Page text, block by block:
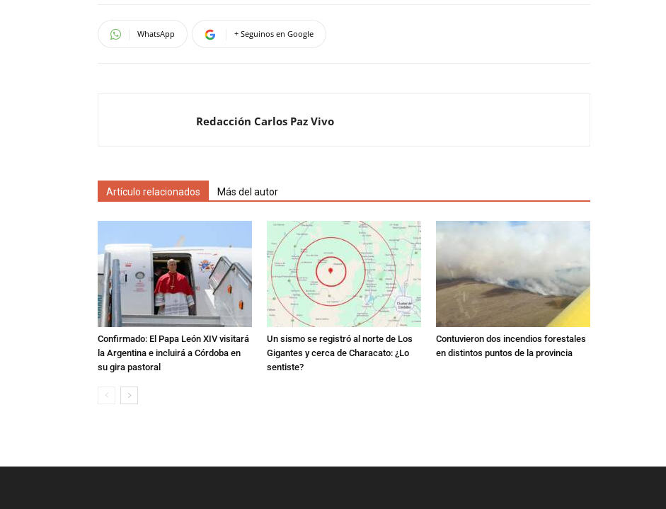
WhatsApp + Seguinos en Google
Redacción Carlos Paz Vivo
Artículo relacionados Más del autor
Confirmado: El Papa León XIV visitará
la Argentina e incluirá a Córdoba en
su gira pastoral
Un sismo se registró al norte de Los
Gigantes y cerca de Characato: ¿Lo
sentiste?
Contuvieron dos incendios forestales
en distintos puntos de la provincia